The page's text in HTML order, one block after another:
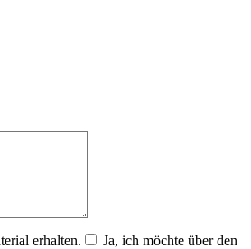
erhalten.
Ja, ich möchte über den